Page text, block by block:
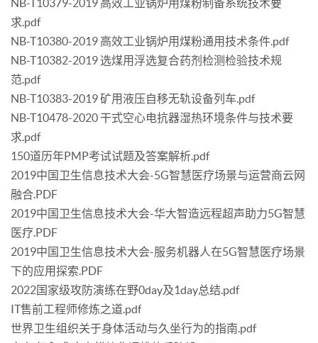
NB-T10379-2019 高效工业锅炉用煤粉制备系统技术要
求.pdf
NB-T10380-2019 高效工业锅炉用煤粉通用技术条件.pdf
NB-T10382-2019 选煤用浮选复合药剂检测检验技术规
范.pdf
NB-T10383-2019 矿用液压自移无轨设备列车.pdf
NB-T10478-2020 干式空心电抗器湿热环境条件与技术要
求.pdf
150道历年PMP考试试题及答案解析.pdf
2019中国卫生信息技术大会-5G智慧医疗场景与运营商云网
融合.PDF
2019中国卫生信息技术大会-华大智造远程超声助力5G智慧
医疗.PDF
2019中国卫生信息技术大会-服务机器人在5G智慧医疗场景
下的应用探索.PDF
2022国家级攻防演练在野0day及1day总结.pdf
IT售前工程师修炼之道.pdf
世界卫生组织关于身体活动与久坐行为的指南.pdf